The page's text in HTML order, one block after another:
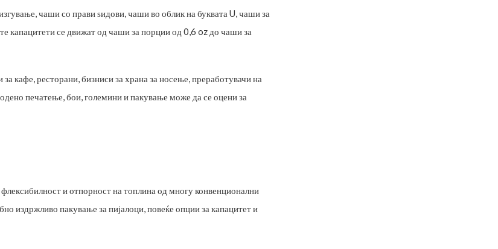
чаши со прави ѕидови, чаши во облик на буквата U, чаши за
се движат од чаши за порции од 0,6 oz до чаши за
кафе, ресторани, бизниси за храна за носење, преработувачи на
печатење, бои, големини и пакување може да се оцени за
и отпорност на топлина од многу конвенционални
издржливо пакување за пијалоци, повеќе опции за капацитет и